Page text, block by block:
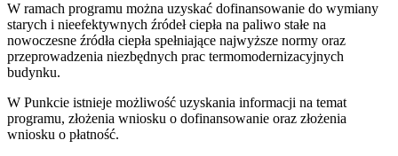
W ramach programu można uzyskać dofinansowanie do wymiany
starych i nieefektywnych źródeł ciepła na paliwo stałe na
nowoczesne źródła ciepła spełniające najwyższe normy oraz
przeprowadzenia niezbędnych prac termomodernizacyjnych
budynku.
W Punkcie istnieje możliwość uzyskania informacji na temat
programu, złożenia wniosku o dofinansowanie oraz złożenia
wniosku o płatność.